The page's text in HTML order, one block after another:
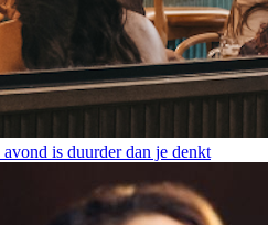
is duurder dan je denkt